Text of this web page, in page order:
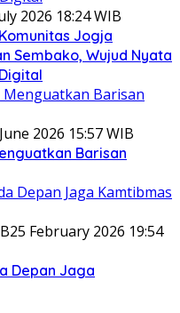
2026 18:24 WIB
Jogja
Sembako, Wujud Nyata
2026 15:57 WIB
Barisan
25 February 2026 19:54
Depan Jaga